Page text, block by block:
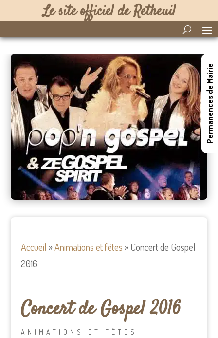
Le site officiel de Retheuil
Permanences de Mairie
Accueil »Animations et fêtes »Concert de Gospel
2016
Concert de Gospel 2016
ANIMATIONS ET FÊTES